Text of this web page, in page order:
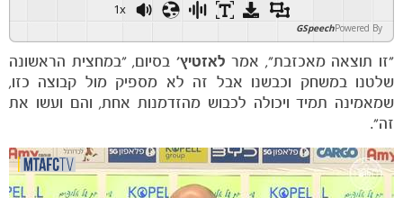
1x
Powered By
GSpeech
"זו תוצאה מאכזבת", אמר לאזטיץ' בסיום, "במחצית הראשונה
שלטנו במשחק וכבשנו אבל זה לא מספיק מול קבוצה כזו,
שמאמינה תמיד ויכולה לכבוש מהזדמנות אחת, והם ועשו את
זה".